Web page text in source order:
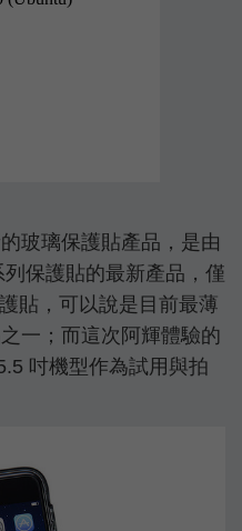
玻璃保護貼產品，是由
保護貼的最新產品，僅
貼，可以說是目前最薄
一；而這次阿輝體驗的
吋機型作為試用與拍